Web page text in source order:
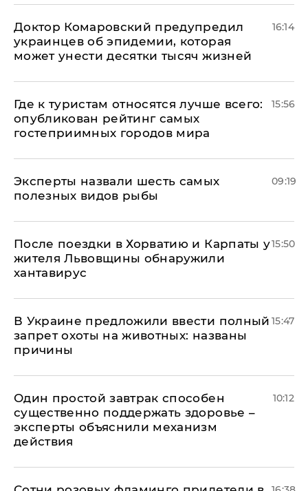
Доктор Комаровский предупредил
украинцев об эпидемии, которая
может унести десятки тысяч жизней
16:14
Где к туристам относятся лучше всего:
опубликован рейтинг самых
гостеприимных городов мира
15:56
Эксперты назвали шесть самых
полезных видов рыбы
09:19
После поездки в Хорватию и Карпаты у
жителя Львовщины обнаружили
хантавирус
15:50
В Украине предложили ввести полный
запрет охоты на животных: названы
причины
15:47
Один простой завтрак способен
существенно поддержать здоровье –
эксперты объяснили механизм
действия
10:12